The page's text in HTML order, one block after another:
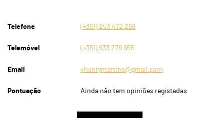
Telefone (+351) 253 472 258
Telemóvel (+351) 933 279 955
Email vhenrymartins@gmail.com
Pontuação Ainda não tem opiniões registadas